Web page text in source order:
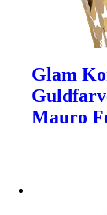
Glam
Mauro